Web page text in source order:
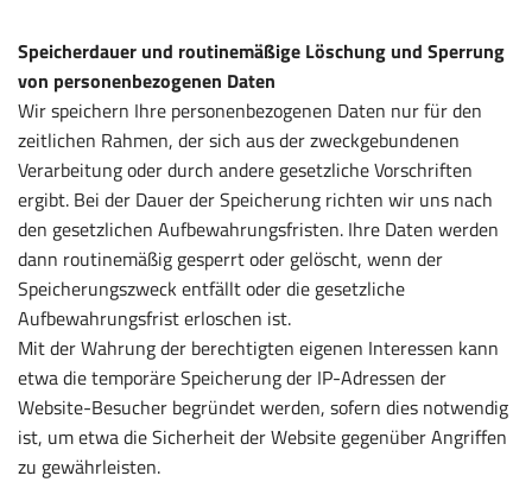
Speicherdauer und routinemäßige Löschung und Sperrung
von personenbezogenen Daten
Wir speichern Ihre personenbezogenen Daten nur für den
zeitlichen Rahmen, der sich aus der zweckgebundenen
Verarbeitung oder durch andere gesetzliche Vorschriften
ergibt. Bei der Dauer der Speicherung richten wir uns nach
den gesetzlichen Aufbewahrungsfristen. Ihre Daten werden
dann routinemäßig gesperrt oder gelöscht, wenn der
Speicherungszweck entfällt oder die gesetzliche
Aufbewahrungsfrist erloschen ist.
Mit der Wahrung der berechtigten eigenen Interessen kann
etwa die temporäre Speicherung der IP-Adressen der
Website-Besucher begründet werden, sofern dies notwendig
ist, um etwa die Sicherheit der Website gegenüber Angriffen
zu gewährleisten.